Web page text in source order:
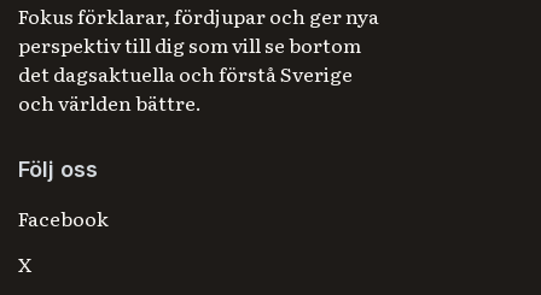
Fokus förklarar, fördjupar och ger nya
perspektiv till dig som vill se bortom
det dagsaktuella och förstå Sverige
och världen bättre.
Följ oss
Facebook
X